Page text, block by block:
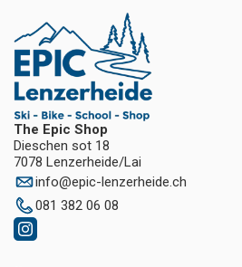
The Epic Shop
Dieschen sot 18
7078 Lenzerheide/Lai
info@epic-lenzerheide.ch
081 382 06 08